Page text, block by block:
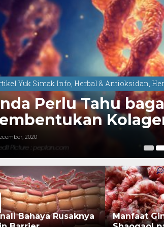
Yuk Simak Info, Herbal & Antioksidan,
Perlu Tahu
2020
Bahaya Rusaknya
Manfaat